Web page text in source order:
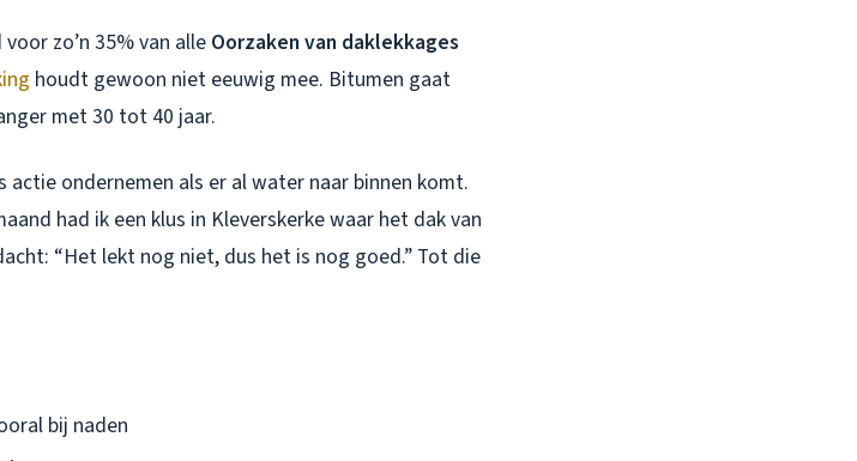
zo’n 35% van alle Oorzaken van daklekkages
houdt gewoon niet eeuwig mee. Bitumen gaat
met 30 tot 40 jaar.
ondernemen als er al water naar binnen komt.
had ik een klus in Kleverskerke waar het dak van
“Het lekt nog niet, dus het is nog goed.” Tot die
bij naden